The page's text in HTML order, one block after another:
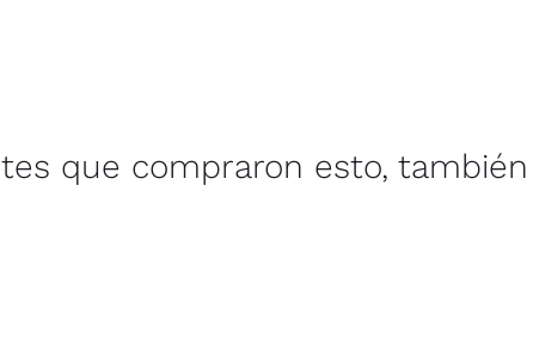
que compraron esto,